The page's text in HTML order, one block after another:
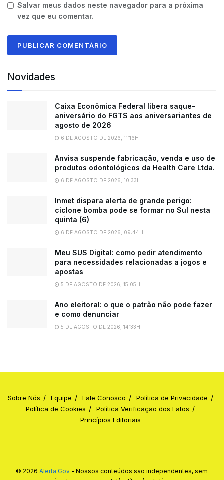
Salvar meus dados neste navegador para a próxima
vez que eu comentar.
Novidades
Caixa Econômica Federal libera saque-
aniversário do FGTS aos aniversariantes de
agosto de 2026
6 DE AGOSTO DE 2026, 11:16H
Anvisa suspende fabricação, venda e uso de
produtos odontológicos da Health Care Ltda.
6 DE AGOSTO DE 2026, 10:33H
Inmet dispara alerta de grande perigo:
ciclone bomba pode se formar no Sul nesta
quinta (6)
6 DE AGOSTO DE 2026, 09:44H
Meu SUS Digital: como pedir atendimento
para necessidades relacionadas a jogos e
apostas
5 DE AGOSTO DE 2026, 15:05H
Ano eleitoral: o que o patrão não pode fazer
e como denunciar
5 DE AGOSTO DE 2026, 14:33H
Sobre Nós Equipe Fale Conosco
Política de Privacidade
Política de Cookies
Política Verificação dos Fatos
Princípios Editoriais
© 2026 Alerta Gov - Nossos conteúdos são independentes, sem